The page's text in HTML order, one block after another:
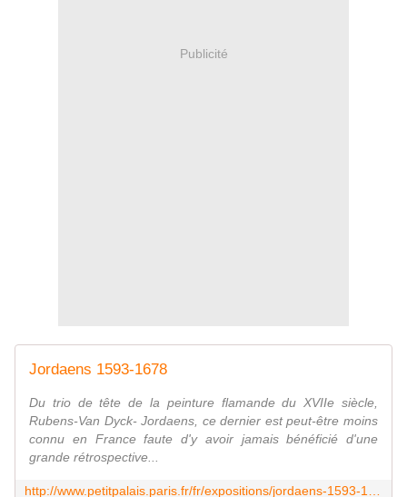
Publicité
Jordaens 1593-1678
Du trio de tête de la peinture flamande du XVIIe siècle,
Rubens-Van Dyck- Jordaens, ce dernier est peut-être moins
connu en France faute d'y avoir jamais bénéficié d'une
grande rétrospective...